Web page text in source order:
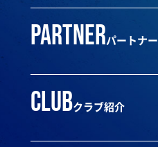
partnerパートナー
clubクラブ紹介